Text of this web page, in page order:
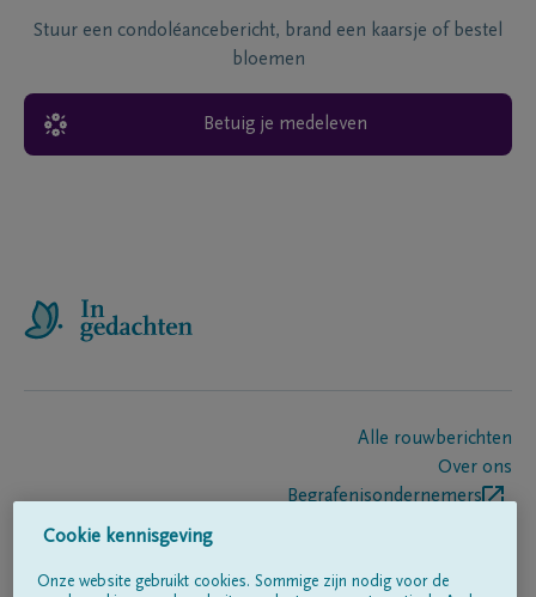
Stuur een condoléancebericht, brand een kaarsje of bestel
bloemen
Betuig je medeleven
Alle rouwberichten
Over ons
Begrafenisondernemers
Cookie kennisgeving
Onze website gebruikt cookies. Sommige zijn nodig voor de